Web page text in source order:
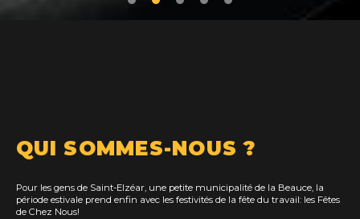
QUI SOMMES-NOUS ?
Pour les gens de Saint-Elzéar, une petite municipalité de la Beauce, la
période estivale prend enfin avec les festivités de la fête du travail: les Fêtes
de Chez Nous!